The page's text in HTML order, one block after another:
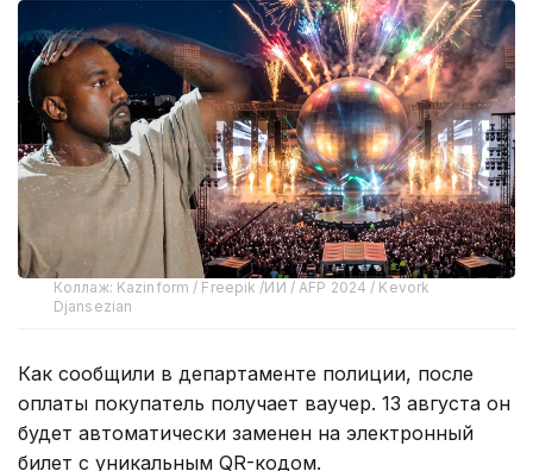
Коллаж: Kazinform / Freepik /ИИ / AFP 2024 / Kevork
Djansezian
Как сообщили в департаменте полиции, после
оплаты покупатель получает ваучер. 13 августа он
будет автоматически заменен на электронный
билет с уникальным QR-кодом.